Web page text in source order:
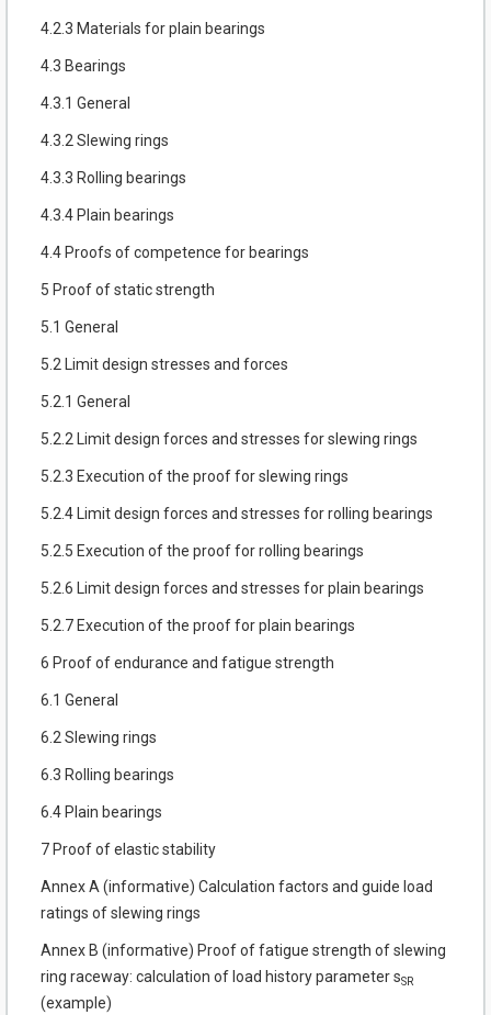
4.2.3 Materials for plain bearings
4.3 Bearings
4.3.1 General
4.3.2 Slewing rings
4.3.3 Rolling bearings
4.3.4 Plain bearings
4.4 Proofs of competence for bearings
5 Proof of static strength
5.1 General
5.2 Limit design stresses and forces
5.2.1 General
5.2.2 Limit design forces and stresses for slewing rings
5.2.3 Execution of the proof for slewing rings
5.2.4 Limit design forces and stresses for rolling bearings
5.2.5 Execution of the proof for rolling bearings
5.2.6 Limit design forces and stresses for plain bearings
5.2.7 Execution of the proof for plain bearings
6 Proof of endurance and fatigue strength
6.1 General
6.2 Slewing rings
6.3 Rolling bearings
6.4 Plain bearings
7 Proof of elastic stability
Annex A (informative) Calculation factors and guide load
ratings of slewing rings
Annex B (informative) Proof of fatigue strength of slewing
ring raceway: calculation of load history parameter sSR
(example)